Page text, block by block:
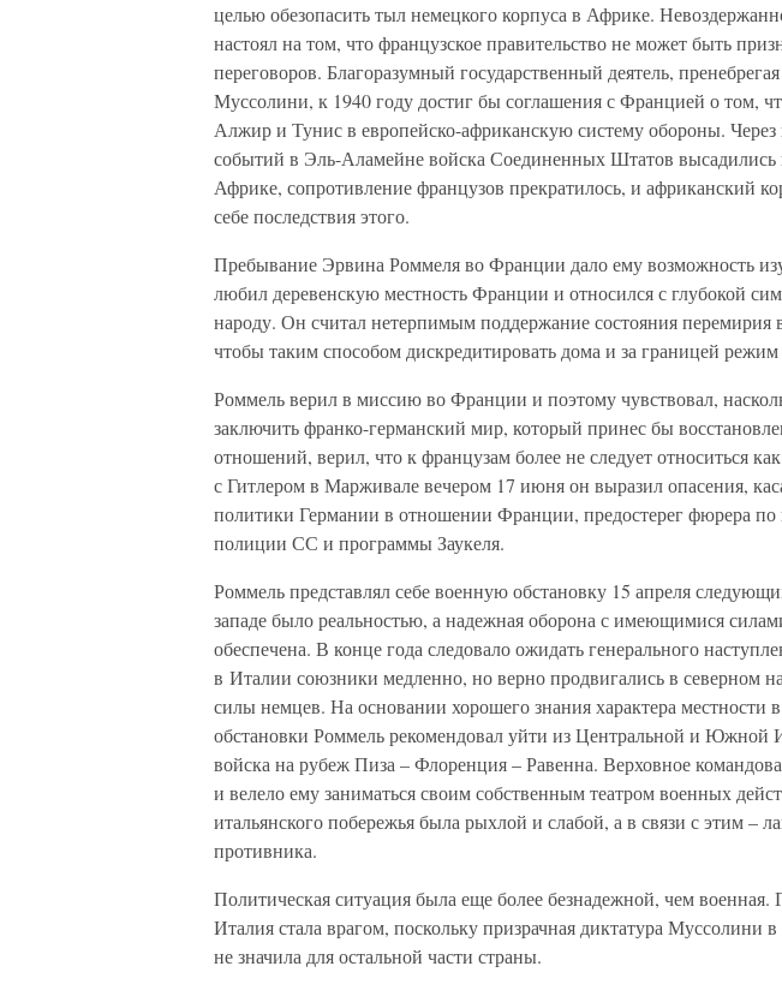
целью обезопасить тыл немецкого корпуса в Африке.
настоял на том, что французское правительство не может быть
переговоров. Благоразумный государственный деятель,
Муссолини, к 1940 году достиг бы соглашения с Францией о том,
Алжир и Тунис в европейско-африканскую систему обороны. Через
событий в Эль-Аламейне войска Соединенных Штатов высадились
Африке, сопротивление французов прекратилось, и африканский
себе последствия этого.
Пребывание Эрвина Роммеля во Франции дало ему возможность
любил деревенскую местность Франции и относился с глубокой
народу. Он считал нетерпимым поддержание состояния перемирия
чтобы таким способом дискредитировать дома и за границей
Роммель верил в миссию во Франции и поэтому чувствовал,
заключить франко-германский мир, который принес бы
отношений, верил, что к французам более не следует относиться
с Гитлером в Марживале вечером 17 июня он выразил опасения,
политики Германии в отношении Франции, предостерег фюрера по
полиции СС и программы Заукеля.
Роммель представлял себе военную обстановку 15 апреля
западе было реальностью, а надежная оборона с имеющимися
обеспечена. В конце года следовало ожидать генерального
в Италии союзники медленно, но верно продвигались в северном
силы немцев. На основании хорошего знания характера местности
обстановки Роммель рекомендовал уйти из Центральной и Южной
войска на рубеж Пиза – Флоренция – Равенна. Верховное
и велело ему заниматься своим собственным театром военных
итальянского побережья была рыхлой и слабой, а в связи с этим –
противника.
Политическая ситуация была еще более безнадежной, чем военная.
Италия стала врагом, поскольку призрачная диктатура Муссолини
не значила для остальной части страны.